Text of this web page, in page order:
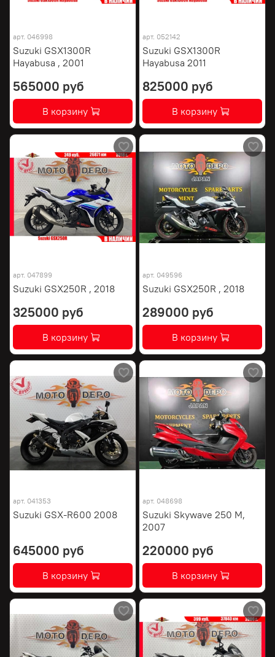
арт. 046998
Suzuki GSX1300R
Hayabusa , 2001
565000 руб
В корзину
арт. 052142
Suzuki GSX1300R
Hayabusa 2011
825000 руб
В корзину
арт. 047899
Suzuki GSX250R , 2018
325000 руб
В корзину
арт. 049596
Suzuki GSX250R , 2018
289000 руб
В корзину
арт. 041353
Suzuki GSX-R600 2008
645000 руб
В корзину
арт. 048698
Suzuki Skywave 250 M,
2007
220000 руб
В корзину